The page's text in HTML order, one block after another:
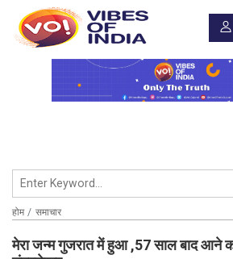
होम समाचार
मेरा जन्म गुजरात में हुआ ,57 साल बाद आने का